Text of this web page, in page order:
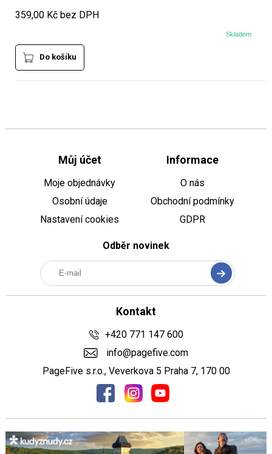
359,00 Kč bez DPH
Skladem
Do košíku
Můj účet
Moje objednávky
Osobní údaje
Nastavení cookies
Informace
O nás
Obchodní podmínky
GDPR
Odběr novinek
Kontakt
+420 771 147 600
info@pagefive.com
PageFive s.r.o., Veverkova 5 Praha 7, 170 00